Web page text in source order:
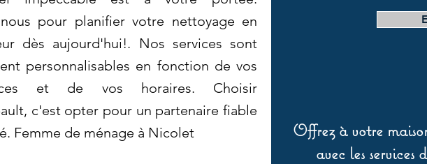
pour planifier votre nettoyage en
dès aujourd'hui!. Nos services sont
personnalisables en fonction de vos
et de vos horaires. Choisir
c'est opter pour un partenaire fiable
Femme de ménage à Nicolet
Offrez à votre
avec les services